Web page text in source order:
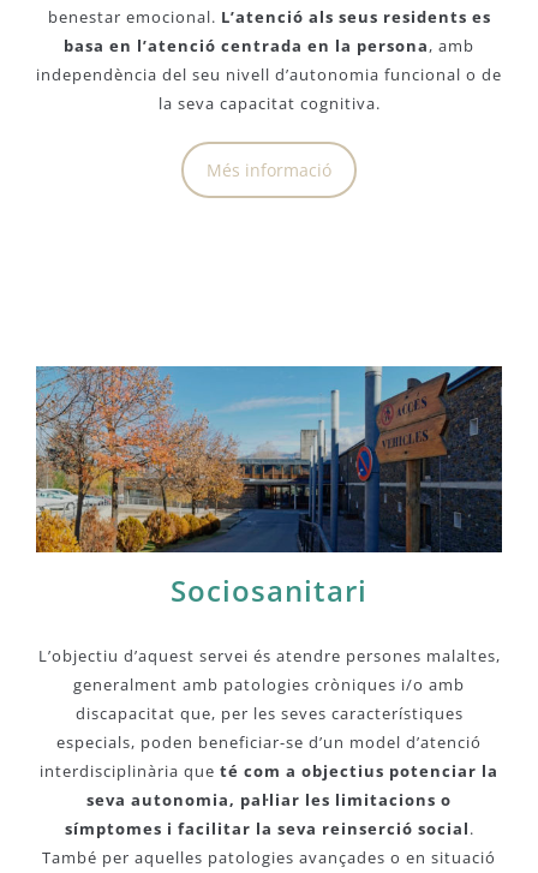
benestar emocional. L’atenció als seus residents es
basa en l’atenció centrada en la persona, amb
independència del seu nivell d’autonomia funcional o de
la seva capacitat cognitiva.
Més informació
Sociosanitari
L’objectiu d’aquest servei és atendre persones malaltes,
generalment amb patologies cròniques i/o amb
discapacitat que, per les seves característiques
especials, poden beneficiar-se d’un model d’atenció
interdisciplinària que té com a objectius potenciar la
seva autonomia, pal·liar les limitacions o
símptomes i facilitar la seva reinserció social.
També per aquelles patologies avançades o en situació